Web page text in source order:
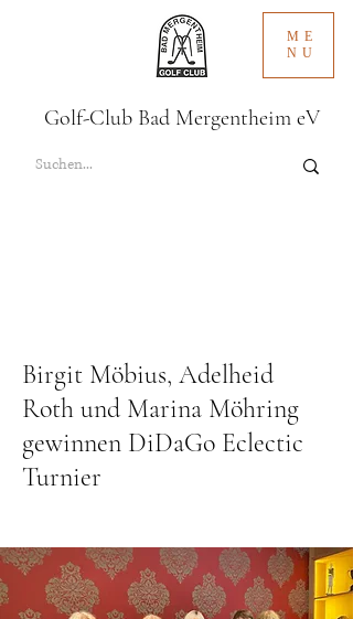
ME
NU
Golf-Club Bad Mergentheim eV
Birgit Möbius, Adelheid
Roth und Marina Möhring
gewinnen DiDaGo Eclectic
Turnier